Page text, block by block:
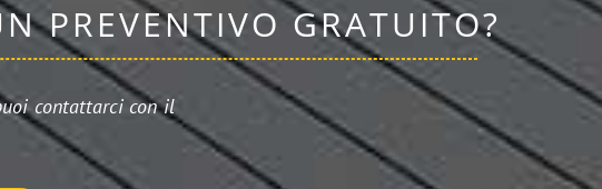
PREVENTIVO GRATUITO?
contattarci con il